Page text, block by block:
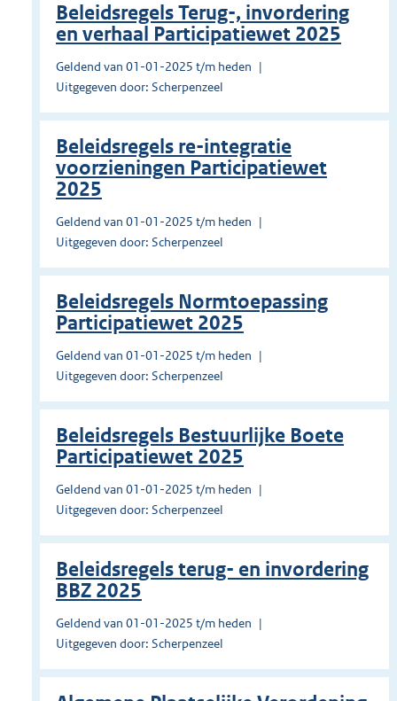
Beleidsregels Terug-, invordering
en verhaal Participatiewet 2025
Geldend van 01-01-2025 t/m heden
Uitgegeven door: Scherpenzeel
Beleidsregels re-integratie
voorzieningen Participatiewet
2025
Geldend van 01-01-2025 t/m heden
Uitgegeven door: Scherpenzeel
Beleidsregels Normtoepassing
Participatiewet 2025
Geldend van 01-01-2025 t/m heden
Uitgegeven door: Scherpenzeel
Beleidsregels Bestuurlijke Boete
Participatiewet 2025
Geldend van 01-01-2025 t/m heden
Uitgegeven door: Scherpenzeel
Beleidsregels terug- en invordering
BBZ 2025
Geldend van 01-01-2025 t/m heden
Uitgegeven door: Scherpenzeel